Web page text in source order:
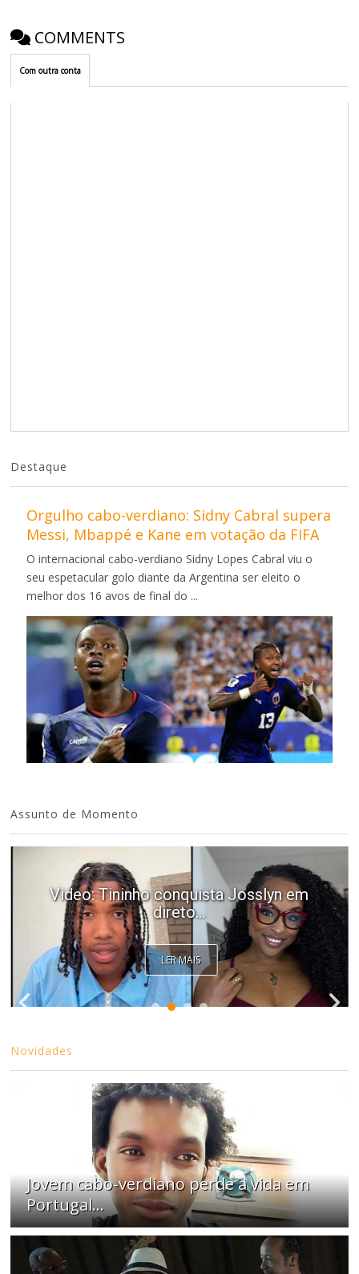
COMMENTS
Com outra conta
Destaque
Orgulho cabo-verdiano: Sidny Cabral supera
Messi, Mbappé e Kane em votação da FIFA
O internacional cabo-verdiano Sidny Lopes Cabral viu o
seu espetacular golo diante da Argentina ser eleito o
melhor dos 16 avos de final do ...
Assunto de Momento
Video: Tininho conquista Josslyn em
direto...
LER MAIS
Novidades
Jovem cabo-verdiano perde a vida em
Portugal...